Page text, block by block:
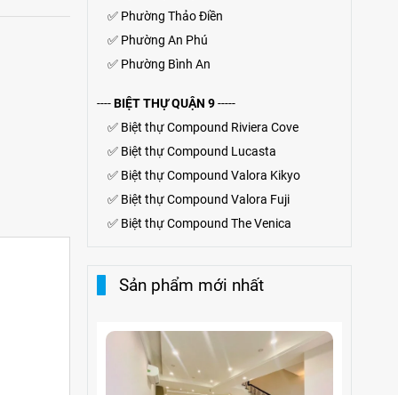
✅ Phường Thảo Điền
✅ Phường An Phú
✅ Phường Bình An
----BIỆT THỰ QUẬN 9-----
✅ Biệt thự Compound Riviera Cove
✅ Biệt thựCompound Lucasta
✅ Biệt thựCompound Valora Kikyo
✅ Biệt thự Compound Valora Fuji
✅ Biệt thự Compound The Venica
Sản phẩm mới nhất